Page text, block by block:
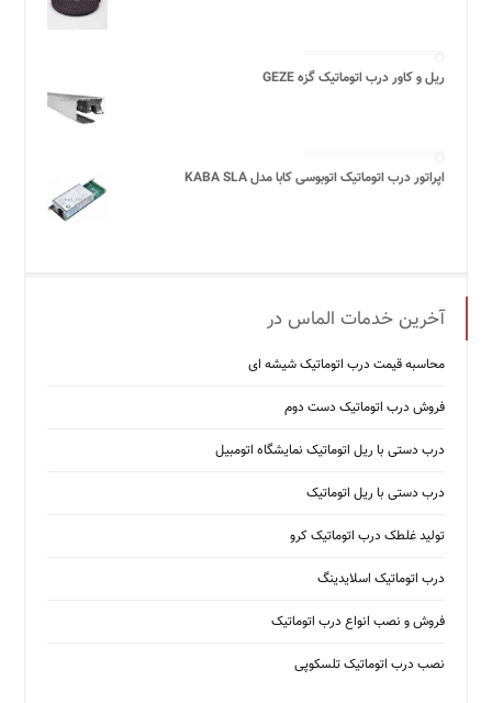
ریل و کاور درب اتوماتیک گزه GEZE
اپراتور درب اتوماتیک اتوبوسی کابا مدل KABA SLA
آخرین خدمات الماس در
محاسبه قیمت درب اتوماتیک شیشه ‌ای
فروش درب اتوماتیک دست دوم
درب دستی با ریل اتوماتیک نمایشگاه اتومبیل
درب دستی با ریل اتوماتیک
تولید غلطک درب اتوماتیک کرو
درب اتوماتیک اسلایدینگ
فروش و نصب انواع درب اتوماتیک
نصب درب اتوماتیک تلسکوپی